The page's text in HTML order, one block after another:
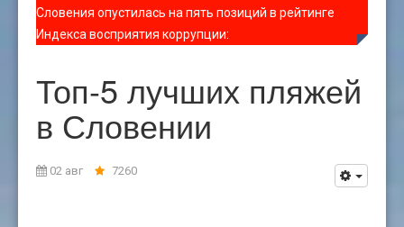
Словения опустилась на пять позиций в рейтинге
Индекса восприятия коррупции:
Топ-5 лучших пляжей
в Словении
02 авг 7260